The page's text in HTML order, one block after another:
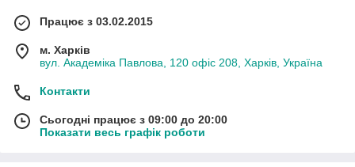
Працює з 03.02.2015
м. Харків
вул. Академіка Павлова, 120 офіс 208, Харків, Україна
Контакти
Сьогодні працює з 09:00 до 20:00
Показати весь графік роботи